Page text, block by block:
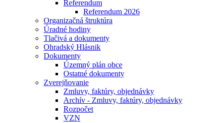
Referendum
Referendum 2026
Organizačná štruktúra
Úradné hodiny
Tlačivá a dokumenty
Ohradský Hlásnik
Dokumenty
Územný plán obce
Ostatné dokumenty
Zverejňovanie
Zmluvy, faktúry, objednávky
Archív - Zmluvy, faktúry, objednávky
Rozpočet
VZN